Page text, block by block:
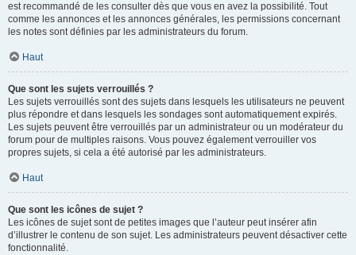
est recommandé de les consulter dès que vous en avez la possibilité. Tout
comme les annonces et les annonces générales, les permissions concernant
les notes sont définies par les administrateurs du forum.
Haut
Que sont les sujets verrouillés ?
Les sujets verrouillés sont des sujets dans lesquels les utilisateurs ne peuvent
plus répondre et dans lesquels les sondages sont automatiquement expirés.
Les sujets peuvent être verrouillés par un administrateur ou un modérateur du
forum pour de multiples raisons. Vous pouvez également verrouiller vos
propres sujets, si cela a été autorisé par les administrateurs.
Haut
Que sont les icônes de sujet ?
Les icônes de sujet sont de petites images que l’auteur peut insérer afin
d’illustrer le contenu de son sujet. Les administrateurs peuvent désactiver cette
fonctionnalité.